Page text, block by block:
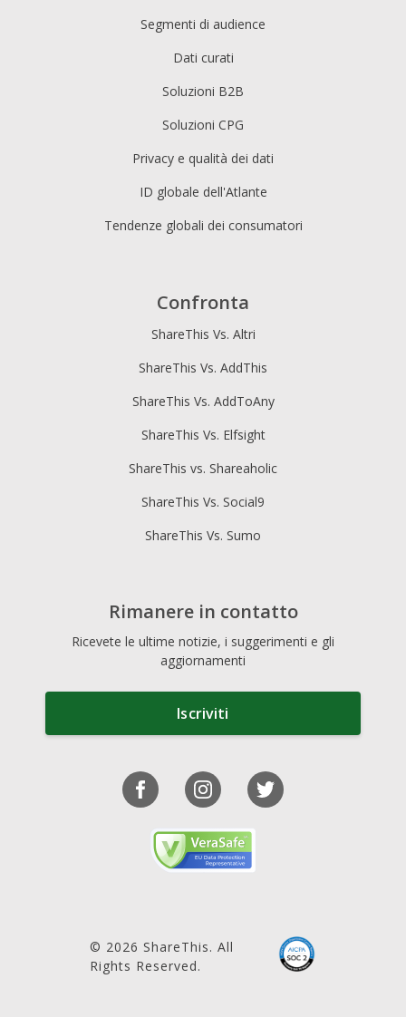
Segmenti di audience
Dati curati
Soluzioni B2B
Soluzioni CPG
Privacy e qualità dei dati
ID globale dell'Atlante
Tendenze globali dei consumatori
Confronta
ShareThis Vs. Altri
ShareThis Vs. AddThis
ShareThis Vs. AddToAny
ShareThis Vs. Elfsight
ShareThis vs. Shareaholic
ShareThis Vs. Social9
ShareThis Vs. Sumo
Rimanere in contatto
Ricevete le ultime notizie, i suggerimenti e gli
aggiornamenti
Iscriviti
© 2026 ShareThis. All
Rights Reserved.